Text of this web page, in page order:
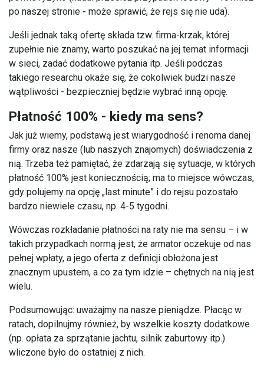
po naszej stronie - może sprawić, że rejs się nie uda).
Jeśli jednak taką ofertę składa tzw. firma-krzak, której
zupełnie nie znamy, warto poszukać na jej temat informacji
w sieci, zadać dodatkowe pytania itp. Jeśli podczas
takiego researchu okaże się, że cokolwiek budzi nasze
wątpliwości - bezpieczniej będzie wybrać inną opcję.
Płatność 100% - kiedy ma sens?
Jak już wiemy, podstawą jest wiarygodność i renoma danej
firmy oraz nasze (lub naszych znajomych) doświadczenia z
nią. Trzeba też pamiętać, że zdarzają się sytuacje, w których
płatność 100% jest koniecznością; ma to miejsce wówczas,
gdy polujemy na opcję „last minute” i do rejsu pozostało
bardzo niewiele czasu, np. 4-5 tygodni.
Wówczas rozkładanie płatności na raty nie ma sensu – i w
takich przypadkach normą jest, że armator oczekuje od nas
pełnej wpłaty, a jego oferta z definicji obłożona jest
znacznym upustem, a co za tym idzie – chętnych na nią jest
wielu.
Podsumowując: uważajmy na nasze pieniądze. Płacąc w
ratach, dopilnujmy również, by wszelkie koszty dodatkowe
(np. opłata za sprzątanie jachtu, silnik zaburtowy itp.)
wliczone było do ostatniej z nich.